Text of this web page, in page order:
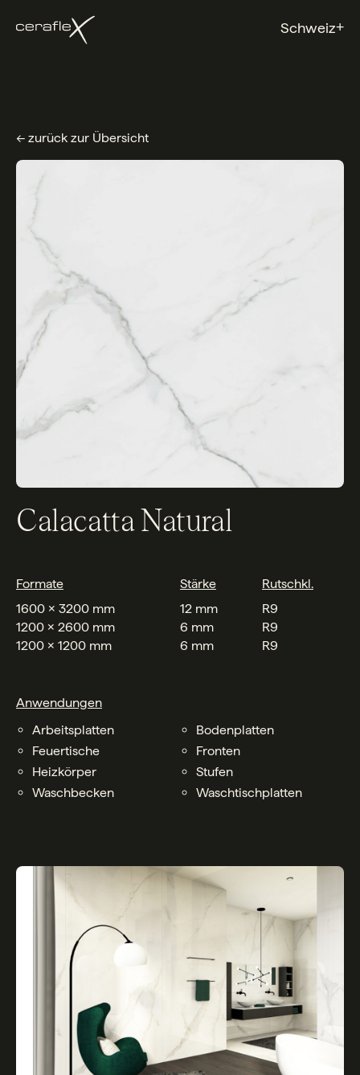
Schweiz+
← zurück zur Übersicht
Calacatta Natural
Formate Stärke
Rutschkl.
1600 x 3200 mm
12 mm
R9
1200 x 2600 mm
6 mm
R9
1200 x 1200 mm
6 mm R9
Anwendungen
Arbeitsplatten
Bodenplatten
Feuertische
Fronten
Heizkörper
Stufen
Waschbecken
Waschtischplatten